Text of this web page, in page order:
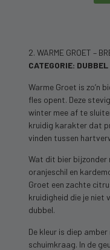
2. WARME GROET –
CATEGORIE: DUBBEL
Warme Groet is zo’n
fles opent. Deze
winter mee af te
kruidig karakter dat
vinden tussen
Wat dit bier bijzonder
oranjeschil en
Groet een zachte
kruidigheid die je niet
dubbel.
De kleur is diep
schuimkraag. In de